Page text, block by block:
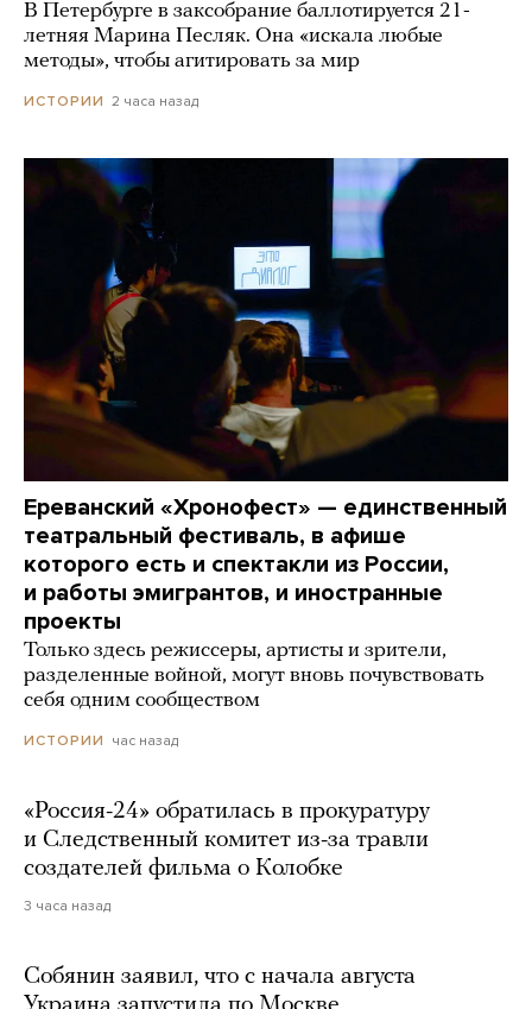
В Петербурге в заксобрание баллотируется 21-
летняя Марина Песляк. Она «искала любые
методы», чтобы агитировать за мир
ИСТОРИИ 2 часа назад
Ереванский «Хронофест» — единственный
театральный фестиваль, в афише
которого есть и спектакли из России,
и работы эмигрантов, и иностранные
проекты
Только здесь режиссеры, артисты и зрители,
разделенные войной, могут вновь почувствовать
себя одним сообществом
ИСТОРИИ час назад
«Россия-24» обратилась в прокуратуру
и Следственный комитет из-за травли
создателей фильма о Колобке
3 часа назад
Собянин заявил, что с начала августа